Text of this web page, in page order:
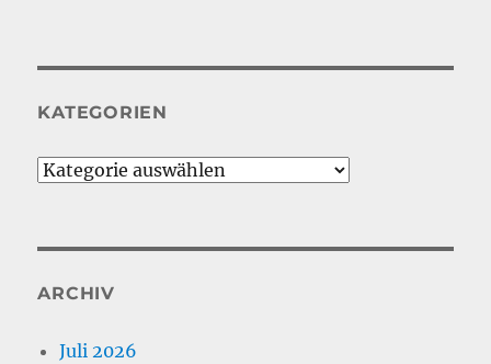
KATEGORIEN
Kategorien
ARCHIV
Juli 2026